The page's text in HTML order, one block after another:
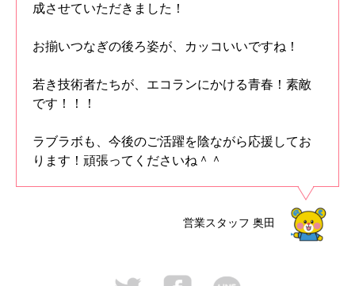
成させていただきました！
お揃いつなぎの後ろ姿が、カッコいいですね！
若き技術者たちが、エコランにかける青春！素敵
です！！！
ラブラボも、今後のご活躍を陰ながら応援してお
ります！頑張ってくださいね＾＾
営業スタッフ 奥田